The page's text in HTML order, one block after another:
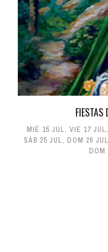
MIÉ 15 JUL, VIE 17 JUL,
SÁB 25 JUL, DOM 26 JUL
DOM